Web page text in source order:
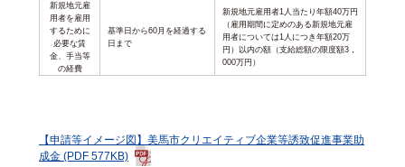
新規地元雇
用者を雇用
するために
必要な賃
金、手当等
の経費
基準日から60月を経過する
日まで
新規地元雇用者1人当たり年額40万円
（雇用期間に定めのある新規地元雇
用者については1人につき年額20万
円）以内の額（支給総額の限度額3，
000万円）
【申請等イメージ図】美馬市クリエイティブ企業等誘致促進事業助
成金 (PDF 577KB)